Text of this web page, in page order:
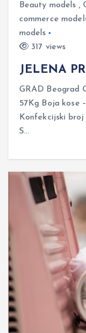
Beauty models ,
commerce
models
317 views
JELENA PR
GRAD Beograd
57Kg Boja kose
Konfekcijski broj
S…